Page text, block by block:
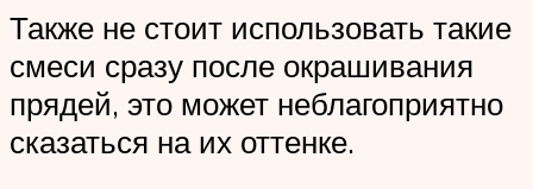
Также не стоит использовать такие
смеси сразу после окрашивания
прядей, это может неблагоприятно
сказаться на их оттенке.